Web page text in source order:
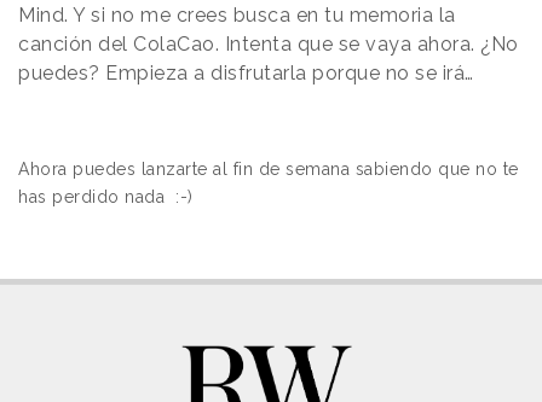
Mind. Y si no me crees busca en tu memoria la
canción del ColaCao. Intenta que se vaya ahora. ¿No
puedes? Empieza a disfrutarla porque no se irá…
Ahora puedes lanzarte al fin de semana sabiendo que no te
has perdido nada
:-)